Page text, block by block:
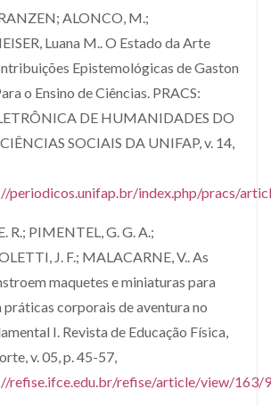
ALONCO, M.;
Luana M.. O Estado da Arte
Epistemológicas de Gaston
o Ensino de Ciências. PRACS:
DE HUMANIDADES DO
SOCIAIS DA UNIFAP, v. 14,
periodicos.unifap.br/index.php/pracs/
R.; PIMENTEL, G. G. A.;
J. F.; MALACARNE, V.. As
maquetes e miniaturas para
práticas corporais de aventura no
I. Revista de Educação Física,
v. 05, p. 45-57,
refise.ifce.edu.br/refise/article/view/163/